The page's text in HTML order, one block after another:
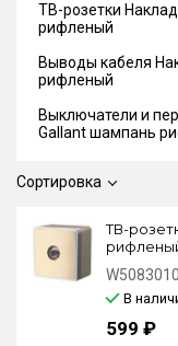
Сортировка
ТВ-
W5083010
В
599 ₽
ТВ-розетки
рифленый
Выводы кабеля
рифленый
Выключатели и
Gallant шампань